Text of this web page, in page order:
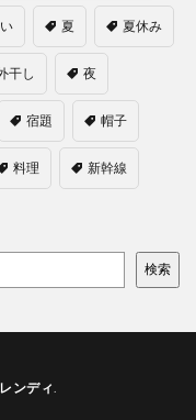
夏 夏休み
干し 夜
宿題 帽子
料理 新幹線
検索
ンディ